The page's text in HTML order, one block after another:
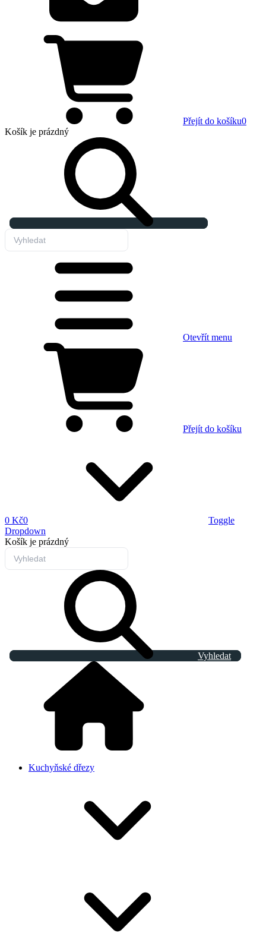
Přejít do košíku0
Košík je prázdný
Otevřít menu
Přejít do košíku
0 Kč0
Toggle
Dropdown
Košík je prázdný
Vyhledat
Kuchyňské dřezy